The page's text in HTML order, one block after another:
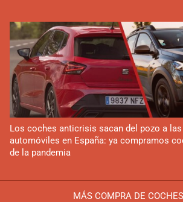
MÁS COMPRA DE COCHES
Los coches anticrisis sacan del pozo a
automóviles en España: ya compramos
de la pandemia